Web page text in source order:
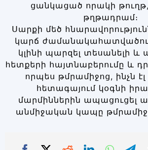
ցանկացած որակի թուղթ,
թղթադրամ։
Սարքի մեծ
կարճ
կլինի պարզել տեսանելի և
հետքերի հայտնաբերումը և
որպես թմրամիջոց, ինչն
հետագայում կօգնի
մարմիններին ապացուցել
անմիջական կապը